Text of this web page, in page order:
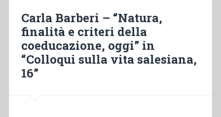
Carla Barberi – “Natura,
finalità e criteri della
coeducazione, oggi” in
“Colloqui sulla vita salesiana,
16”